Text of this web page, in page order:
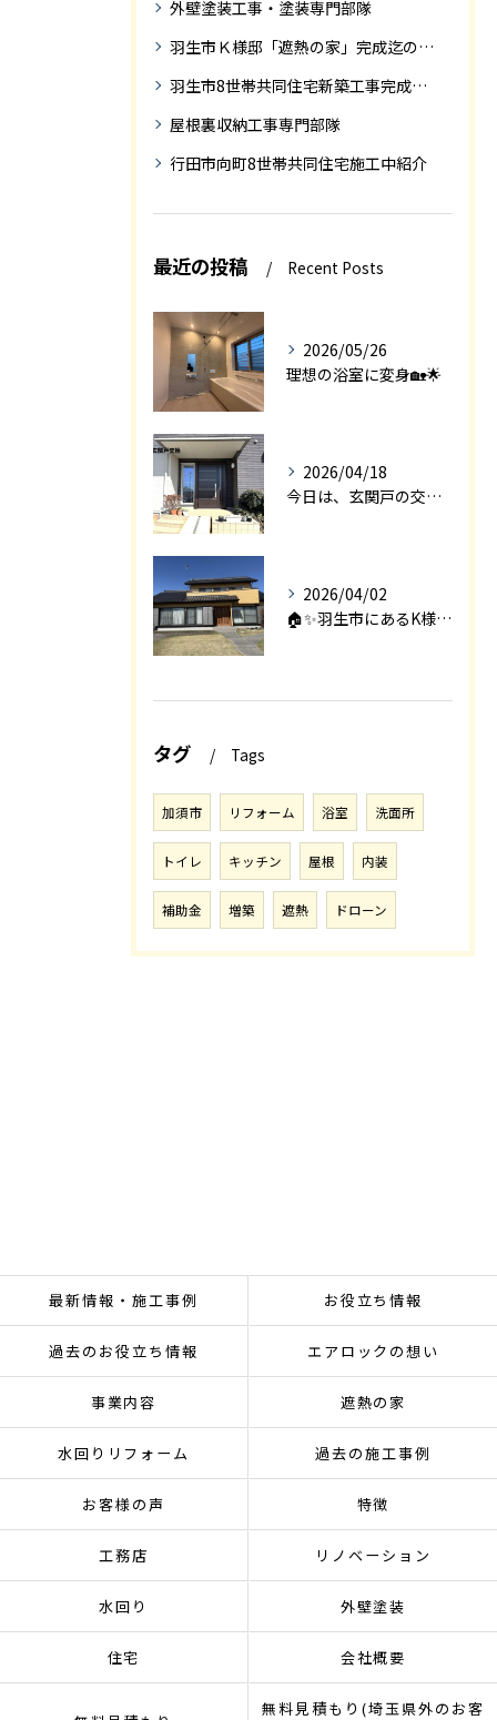
外壁塗装工事・塗装専門部隊
羽生市Ｋ様邸「遮熱の家」完成迄の紹介です
羽生市8世帯共同住宅新築工事完成迄の紹介
屋根裏収納工事専門部隊
行田市向町8世帯共同住宅施工中紹介
最近の投稿 Recent Posts
2026/05/26
理想の浴室に変身🏡🌟
2026/04/18
今日は、玄関戸の交換工事をご紹介します🚪✨。
2026/04/02
🏠✨羽生市にあるK様邸は、2008年に㈱エアロックで新築され...
タグ Tags
加須市 リフォーム 浴室 洗面所
トイレ キッチン 屋根 内装
補助金 増築 遮熱 ドローン
最新情報・施工事例 お役立ち情報
過去のお役立ち情報 エアロックの想い
事業内容 遮熱の家
水回りリフォーム 過去の施工事例
お客様の声 特徴
工務店 リノベーション
水回り 外壁塗装
住宅 会社概要
無料見積もり(埼玉県外のお客